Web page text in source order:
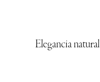
Elegancia natural